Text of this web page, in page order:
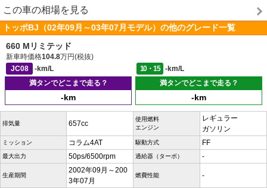
この車の相場を見る
トッポBJ（02年09月～03年07月モデル）の他のグレード一覧
660 Mリミテッド
新車時価格104.8万円(税抜)
JC08
-km/L 10・15
-km/L
満タンでどこまで走る？
-km
満タンでどこまで走る？
-km
排気量 657cc
使用燃料
エンジン
レギュラー
ガソリン
ミッション コラム4AT 駆動方式 FF
最大出力 50ps/6500rpm 過給器（ターボ） -
生産期間
2002年09月～200
3年07月
燃費性能 -